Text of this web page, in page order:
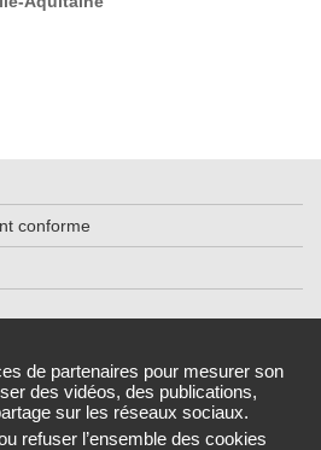
de partenaires pour mesurer son
des vidéos, des publications,
sur les réseaux sociaux.
refuser l’ensemble des cookies
conforme